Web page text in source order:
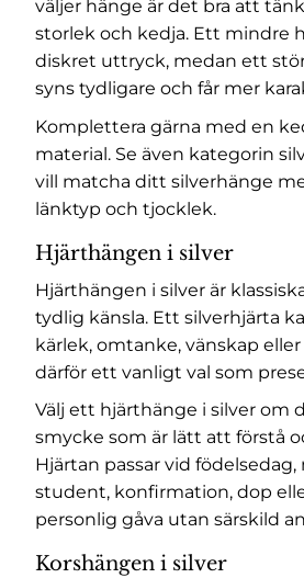
väljer hänge är det bra att
storlek och kedja. Ett mindre
diskret uttryck, medan ett
syns tydligare och får mer
Komplettera gärna med en
material. Se även kategorin
vill matcha ditt silverhänge
länktyp och tjocklek.
Hjärthängen i silver
Hjärthängen i silver är
tydlig känsla. Ett silverhjärta
kärlek, omtanke, vänskap
därför ett vanligt val som
Välj ett hjärthänge i silver om
smycke som är lätt att förstå
Hjärtan passar vid födelsedag,
student, konfirmation, dop
personlig gåva utan särskild
Korshängen i silver